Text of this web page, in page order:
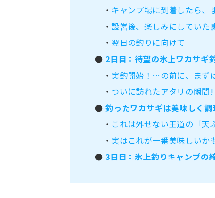
・ キャンプ場に到着したら、
・ 設営後、楽しみにしていた
・ 翌日の釣りに向けて
● 2日目：待望の氷上ワカサギ
・ 実釣開始！…の前に、まず
・ ついに訪れたアタリの瞬間
●釣ったワカサギは美味しく調
・ これは外せない王道の「天
・ 実はこれが一番美味しいか
●3日目：氷上釣りキャンプの